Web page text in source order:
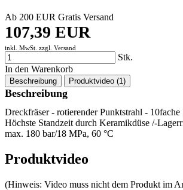
Ab 200 EUR Gratis Versand
107,39 EUR
inkl. MwSt. zzgl. Versand
Stk.
In den Warenkorb
Beschreibung Produktvideo (1)
Beschreibung
Dreckfräser - rotierender Punktstrahl -
Höchste Standzeit durch Keramikdüse /-
max. 180 bar/18 MPa, 60 °C
Produktvideo
(Hinweis: Video muss nicht dem Produkt im